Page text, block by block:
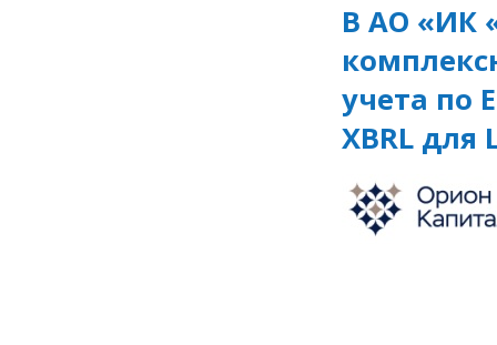
В АО «ИК
учета по
XBRL для